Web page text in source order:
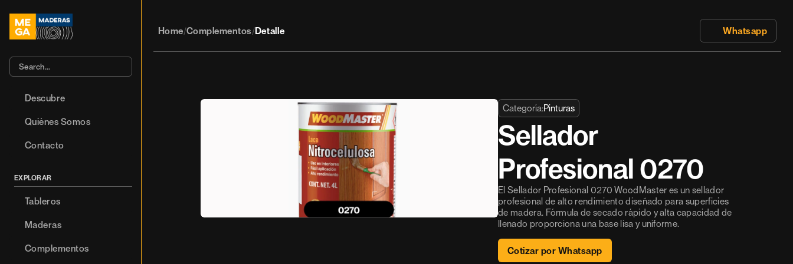
Search…
Descubre
Quiénes Somos
Contacto
EXPLORAR
Tableros
Maderas
Complementos
Home/Complementos/Detalle Whatsapp
Categoría:Pinturas
Sellador
Profesional 0270
El Sellador Profesional 0270 WoodMaster es un sellador
profesional de alto rendimiento diseñado para superficies
de madera. Fórmula de secado rápido y alta capacidad de
llenado proporciona una base lisa y uniforme.
Cotizar por Whatsapp